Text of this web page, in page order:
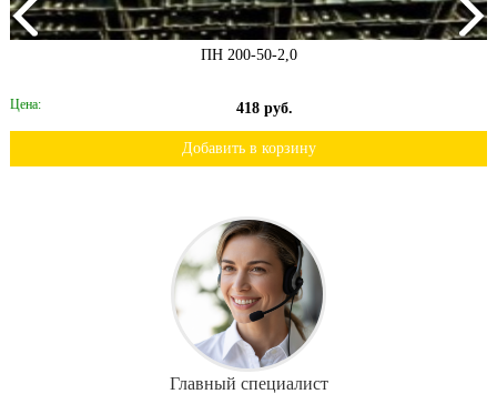
ПН 200-50-2,0
Цена: 418 руб.
Добавить в корзину
Главный специалист